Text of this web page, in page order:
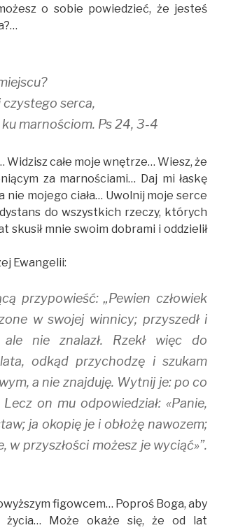
o sobie powiedzieć, że jesteś
czystego serca,
marnościom. Ps 24, 3-4
Widzisz całe moje wnętrze… Wiesz, że
za marnościami… Daj mi łaskę
nie mojego ciała… Uwolnij moje serce
do wszystkich rzeczy, których
skusił mnie swoim dobrami i oddzielił
Ewangelii:
przypowieść: „Pewien człowiek
w swojej winnicy; przyszedł i
nie znalazł. Rzekł więc do
odkąd przychodzę i szukam
a nie znajduję. Wytnij je: po co
on mu odpowiedział: «Panie,
ja okopię je i obłożę nawozem;
w przyszłości możesz je wyciąć»”.
figowcem… Poproś Boga, aby
życia… Może okaże się, że od lat